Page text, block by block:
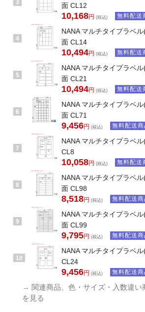
3 面 CL12
10,168円 (税込) 無料配送
4
NANA マルチタイプラベ
面 CL14
10,494円 (税込) 無料配送
5
NANA マルチタイプラベ
面 CL21
10,494円 (税込) 無料配送
6
NANA マルチタイプラベ
面 CL71
9,456円 (税込) 無料配送商
7
NANA マルチタイプラベ
CL8
10,058円 (税込) 無料配送
8
NANA マルチタイプラベ
面 CL98
8,518円 (税込) 無料配送商
9
NANA マルチタイプラベ
面 CL99
9,795円 (税込) 無料配送商
10
NANA マルチタイプラベ
CL24
9,456円 (税込) 無料配送商
→ 関連商品、色・サイズ・入数違い
を見る